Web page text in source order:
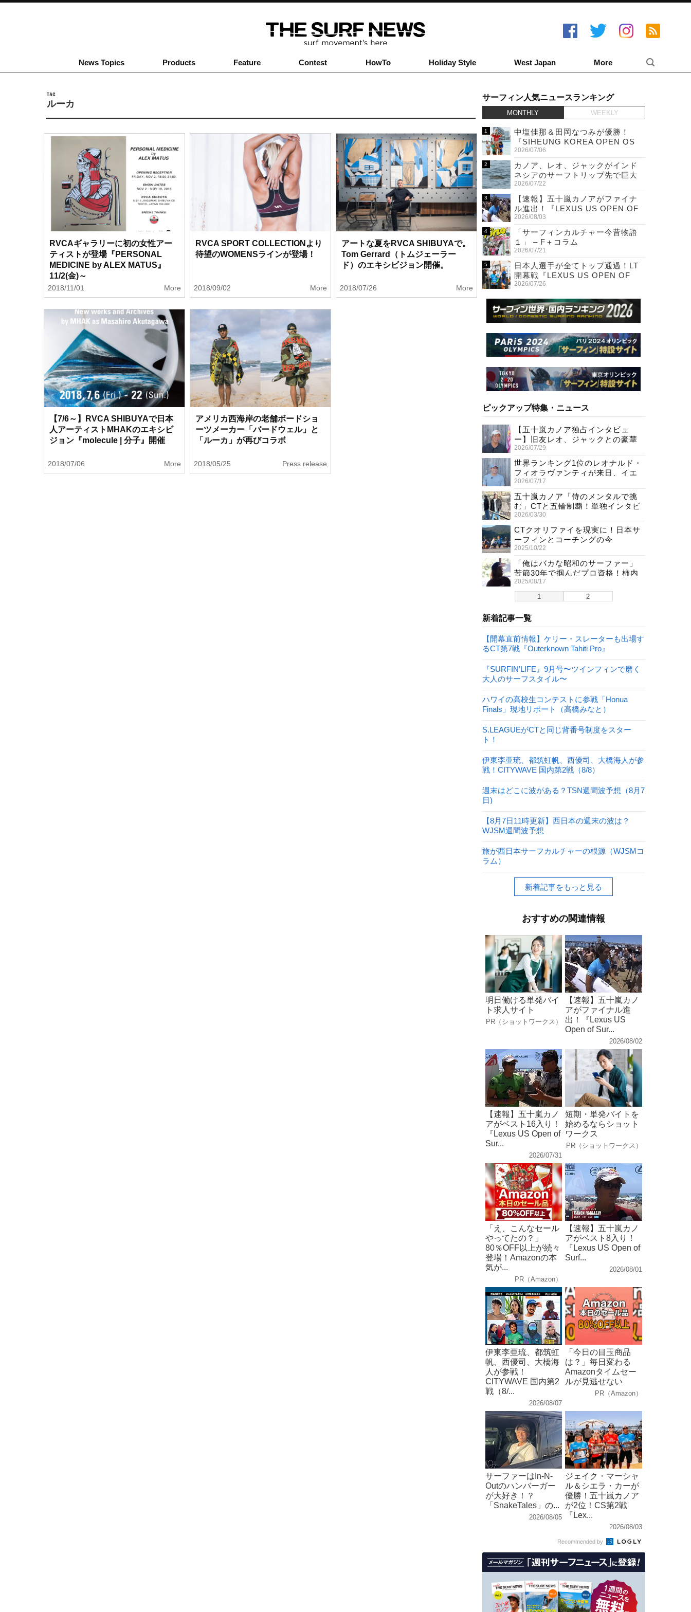
News Topics Products Feature Contest HowTo Holiday Style West Japan More
TAG
ルーカ
RVCAギャラリーに初の女性アー
ティストが登場『PERSONAL
MEDICINE by ALEX MATUS』
11/2(金)～
2018/11/01 More
RVCA SPORT COLLECTIONより
待望のWOMENSラインが登場！
2018/09/02 More
アートな夏をRVCA SHIBUYAで。
Tom Gerrard（トムジェーラー
ド）のエキシビジョン開催。
2018/07/26 More
【7/6～】RVCA SHIBUYAで日本
人アーティストMHAKのエキシビ
ジョン『molecule | 分子』開催
2018/07/06 More
アメリカ西海岸の老舗ボードショ
ーツメーカー「バードウェル」と
「ルーカ」が再びコラボ
2018/05/25 Press release
サーフィン人気ニュースランキング
MONTHLY WEEKLY
中塩佳那＆田岡なつみが優勝！
『SIHEUNG KOREA OPEN QS
6,000 & LQS』
2026/07/06
カノア、レオ、ジャックがインド
ネシアのサーフトリップ先で巨大
ワニと遭遇！
2026/07/22
【速報】五十嵐カノアがファイナ
ル進出！『LEXUS US OPEN OF
SURFING』
2026/08/03
「サーフィンカルチャー今昔物語
１」 – F＋コラム
2026/07/21
日本人選手が全てトップ通過！LT
開幕戦『LEXUS US OPEN OF
SURFING』初日
2026/07/26
ピックアップ特集・ニュース
1 2
【五十嵐カノア独占インタビュ
ー】旧友レオ、ジャックとの豪華
プライベートセッション
2026/07/29
世界ランキング1位のレオナルド・
フィオラヴァンティが来日、イエ
ロージャージ獲得直後の独占イン
タビュー
2026/07/17
五十嵐カノア「侍のメンタルで挑
む」CTと五輪制覇！単独インタビ
ューで熱弁
2026/03/30
CTクオリファイを現実に！日本サ
ーフィンとコーチングの今
2025/10/22
「俺はバカな昭和のサーファー」
苦節30年で掴んだプロ資格！柿内
聖文(54)の生き様
2025/08/17
新着記事一覧
【開幕直前情報】ケリー・スレーターも出場す
るCT第7戦『Outerknown Tahiti Pro』
『SURFIN’LIFE』9月号〜ツインフィンで磨く
大人のサーフスタイル〜
ハワイの高校生コンテストに参戦「Honua
Finals」現地リポート（高橋みなと）
S.LEAGUEがCTと同じ背番号制度をスター
ト！
伊東李亜琉、都筑虹帆、西優司、大橋海人が参
戦！CITYWAVE 国内第2戦（8/8）
週末はどこに波がある？TSN週間波予想（8月7
日)
【8月7日11時更新】西日本の週末の波は？
WJSM週間波予想
旅が西日本サーフカルチャーの根源（WJSMコ
ラム）
新着記事をもっと見る
おすすめの関連情報
明日働ける単発バイ
ト求人サイト
PR（ショットワークス）
【速報】五十嵐カノ
アがファイナル進
出！『Lexus US
Open of Sur...
2026/08/02
【速報】五十嵐カノ
アがベスト16入り！
『Lexus US Open of
Sur...
2026/07/31
短期・単発バイトを
始めるならショット
ワークス
PR（ショットワークス）
「え、こんなセール
やってたの？」
80％OFF以上が続々
登場！Amazonの本
気が...
PR（Amazon）
【速報】五十嵐カノ
アがベスト8入り！
『Lexus US Open of
Surf...
2026/08/01
伊東李亜琉、都筑虹
帆、西優司、大橋海
人が参戦！
CITYWAVE 国内第2
戦（8/...
2026/08/07
「今日の目玉商品
は？」毎日変わる
Amazonタイムセー
ルが見逃せない
PR（Amazon）
サーファーはIn-N-
Outのハンバーガー
が大好き！？
「SnakeTales」の...
2026/08/05
ジェイク・マーシャ
ル＆シエラ・カーが
優勝！五十嵐カノア
が2位！CS第2戦
『Lex...
2026/08/03
Recommended by